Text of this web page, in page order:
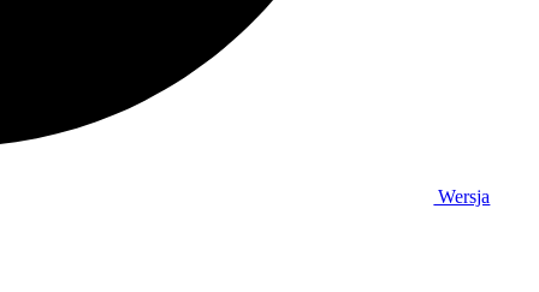
Wersja